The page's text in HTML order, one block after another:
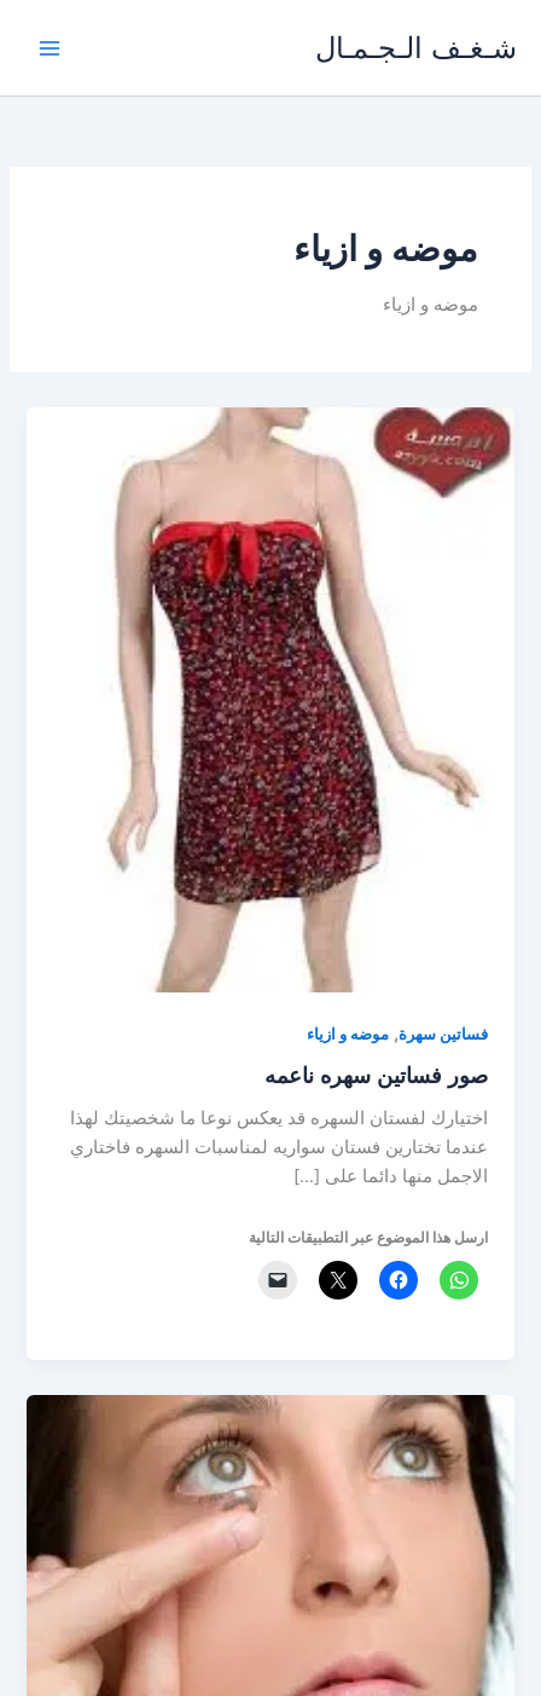
شـغـف الـجـمـال
موضه و ازياء
موضه و ازياء
فساتين سهرة,موضه و ازياء
صور فساتين سهره ناعمه
اختيارك لفستان السهره قد يعكس نوعا ما شخصيتك لهذا
عندما تختارين فستان سواريه لمناسبات السهره فاختاري
الاجمل منها دائما على […]
ارسل هذا الموضوع عبر التطبيقات التالية